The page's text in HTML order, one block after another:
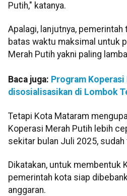
Putih," katanya.
Apalagi, lanjutnya,
batas waktu maksimal untuk
Merah Putih yakni paling
Baca juga: Program
disosialisasikan di Lombok
Tetapi Kota Mataram
Koperasi Merah Putih lebih
sekitar bulan Juli 2025,
Dikatakan, untuk membentuk
pemerintah kota siap
anggaran.